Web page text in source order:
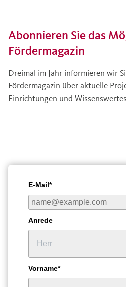
Abonnieren Sie das
Fördermagazin
Dreimal im Jahr informieren wir
Fördermagazin über aktuelle
Einrichtungen und
E-Mail*
Anrede
Vorname*